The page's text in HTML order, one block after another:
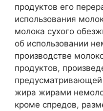
продуктов его
использования
молока сухого
об использовании
производстве
продуктов,
жира жирами
кроме спредов,